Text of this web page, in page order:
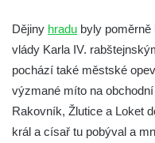
Hrad Klinštejn
Hrad Drábovna
Hrad Kvítkov
Hrad Milčany
Vítkovec)
Dějiny hradu byly
vlády Karla IV.
pochází také městské
výzmané míto na
Rakovník, Žlutice a Loket
král a císař tu pobýval a